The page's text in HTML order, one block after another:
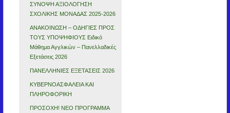
ΣΥΝΟΨΗ ΑΞΙΟΛΟΓΗΣΗ
ΣΧΟΛΙΚΗΣ ΜΟΝΑΔΑΣ 2025-2026
ΑΝΑΚΟΙΝΩΣΗ – ΟΔΗΓΙΕΣ ΠΡΟΣ
ΤΟΥΣ ΥΠΟΨΗΦΙΟΥΣ Ειδικό
Μάθημα Αγγλικών – Πανελλαδικές
Εξετάσεις 2026
ΠΑΝΕΛΛΗΝΙΕΣ ΕΞΕΤΑΣΕΙΣ 2026
ΚΥΒΕΡΝΟΑΣΦΑΛΕΙΑ ΚΑΙ
ΠΛΗΡΟΦΟΡΙΚΗ
ΠΡΟΣΟΧΗ! ΝΕΟ ΠΡΟΓΡΑΜΜΑ